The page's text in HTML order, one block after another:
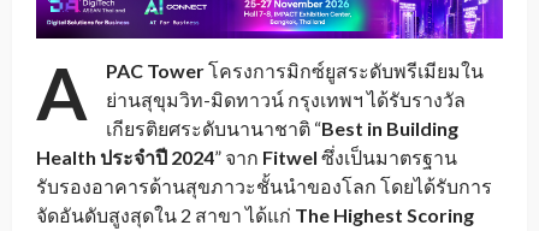
A PAC Towerโครงการมิกซ์ยูสระดับพรีเมียมใน
ย่านสุขุมวิท-มิดทาวน์ กรุงเทพฯ ได้รับรางวัล
เกียรติยศระดับนานาชาติ “Best in Building
Health ประจำปี 2024” จาก Fitwel ซึ่งเป็นมาตรฐาน
รับรองอาคารด้านสุขภาวะชั้นนำของโลก โดยได้รับการ
จัดอันดับสูงสุดใน 2 สาขา ได้แก่ The Highest Scoring